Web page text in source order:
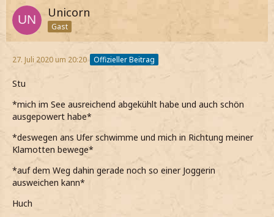
Unicorn
Gast
27. Juli 2020 um 20:20 Offizieller Beitrag
Stu
*mich im See ausreichend abgekühlt habe und auch schön
ausgepowert habe*
*deswegen ans Ufer schwimme und mich in Richtung meiner
Klamotten bewege*
*auf dem Weg dahin gerade noch so einer Joggerin
ausweichen kann*
Huch